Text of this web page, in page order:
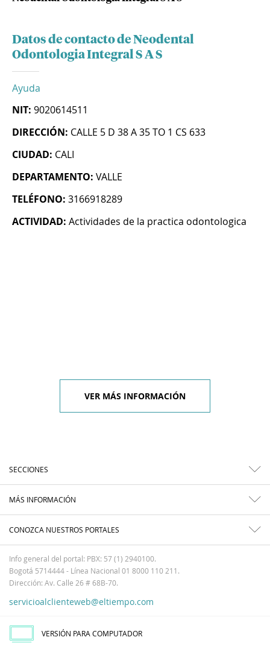
Datos de contacto de Neodental
Odontologia Integral S A S
Ayuda
NIT: 9020614511
DIRECCIÓN: CALLE 5 D 38 A 35 TO 1 CS 633
CIUDAD: CALI
DEPARTAMENTO: VALLE
TELÉFONO: 3166918289
ACTIVIDAD: Actividades de la practica odontologica
VER MÁS INFORMACIÓN
SECCIONES
MÁS INFORMACIÓN
CONOZCA NUESTROS PORTALES
Info general del portal: PBX: 57 (1) 2940100.
Bogotá 5714444 - Línea Nacional 01 8000 110 211.
Dirección: Av. Calle 26 # 68B-70.
servicioalclienteweb@eltiempo.com
VERSIÓN PARA COMPUTADOR